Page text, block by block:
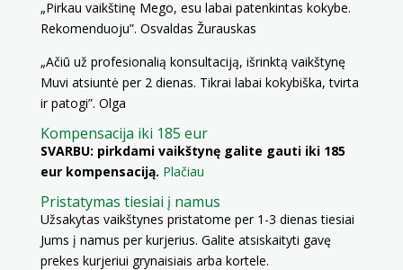
„Pirkau vaikštinę Mego, esu labai patenkintas kokybe.
Rekomenduoju”. Osvaldas Žurauskas
„Ačiū už profesionalią konsultaciją, išrinktą vaikštynę
Muvi atsiuntė per 2 dienas. Tikrai labai kokybiška, tvirta
ir patogi”. Olga
Kompensacija iki 185 eur
SVARBU: pirkdami vaikštynę galite gauti iki 185
eur kompensaciją. Plačiau
Pristatymas tiesiai į namus
Užsakytas vaikštynes pristatome per 1-3 dienas tiesiai
Jums į namus per kurjerius. Galite atsiskaityti gavę
prekes kurjeriui grynaisiais arba kortele.